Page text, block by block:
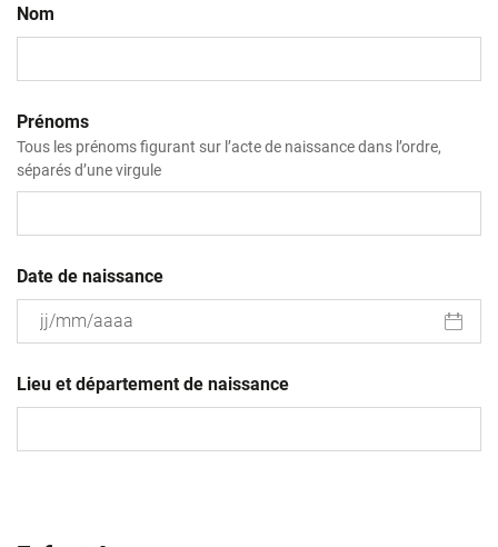
Nom
Prénoms
Tous les prénoms figurant sur l’acte de naissance dans l’ordre,
séparés d’une virgule
Date de naissance
slash
MM
Lieu et département de naissance